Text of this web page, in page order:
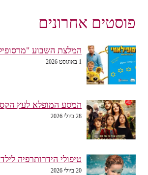
פוסטים אחרונים
המלצת השבוע
1 באוגוסט 2026
המסע המופלא לעץ
28 ביולי 2026
טיפולי הידרותרפיה
20 ביולי 2026